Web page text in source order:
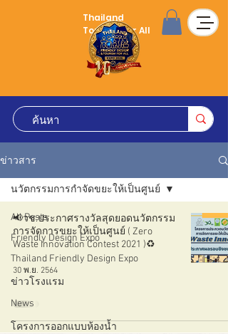
Thailand
Tourism for All
ข่าวสาร
All Posts
Friendly Design Expo
Thailand Friendly Design Expo
ข่าวโรงแรม
News
โครงการออกแบบห้องน้ำ
นวัตกรรมการกำจัดขยะให้เป็นศูนย์
📢วช.ประกาศรางวัลสุดยอดนวัตกรรม
การจัดการขยะให้เป็นศูนย์ ( Zero
Waste Innovation Contest 2021 )♻️
30 พ.ย. 2564